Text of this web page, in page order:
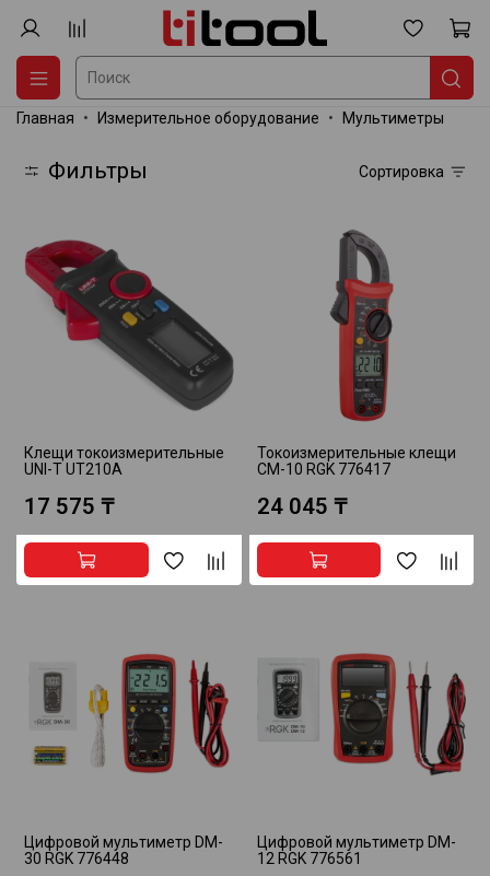
Главная Измерительное оборудование Мультиметры
Фильтры Сортировка
Клещи токоизмерительные
UNI-T UT210A
17 575 ₸
Токоизмерительные клещи
CM-10 RGK 776417
24 045 ₸
Цифровой мультиметр DM-
30 RGK 776448
Цифровой мультиметр DM-
12 RGK 776561